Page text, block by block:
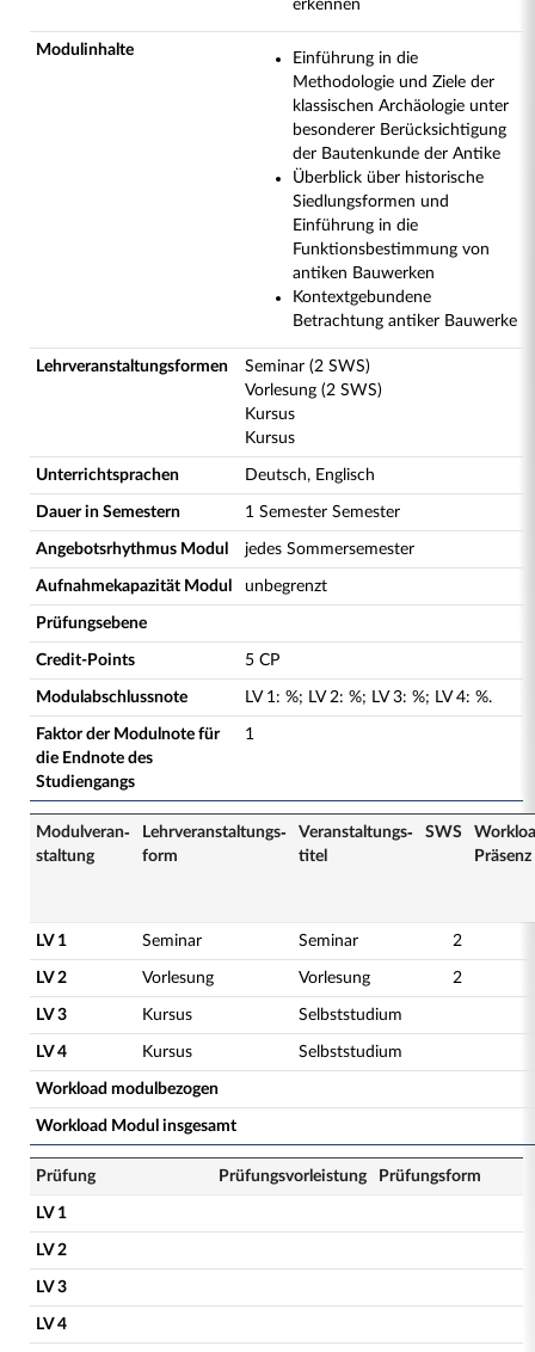
erkennen
Modulinhalte
Einführung in die
Methodologie und Ziele der
klassischen Archäologie unter
besonderer Berücksichtigung
der Bautenkunde der Antike
Überblick über historische
Siedlungsformen und
Einführung in die
Funktionsbestimmung von
antiken Bauwerken
Kontextgebundene
Betrachtung antiker Bauwerke
Lehrveranstaltungsformen
Seminar (2 SWS)
Vorlesung (2 SWS)
Kursus
Kursus
Unterrichtsprachen Deutsch, Englisch
Dauer in Semestern 1 Semester Semester
Angebotsrhythmus Modul jedes Sommersemester
Aufnahmekapazität Modul unbegrenzt
Prüfungsebene
Credit-Points 5 CP
Modulabschlussnote LV 1: %; LV 2: %; LV 3: %; LV 4: %.
Faktor der Modulnote für
die Endnote des
Studiengangs
1
Modulveran­
staltung
Lehrveranstaltungs­
form
Veranstaltungs­
titel
SWS
Präsenz
LV 1 Seminar Seminar 2
LV 2 Vorlesung Vorlesung 2
LV 3 Kursus Selbststudium
LV 4 Kursus Selbststudium
Workload modulbezogen
Workload Modul insgesamt
Prüfung Prüfungsvorleistung Prüfungsform
LV 1
LV 2
LV 3
LV 4